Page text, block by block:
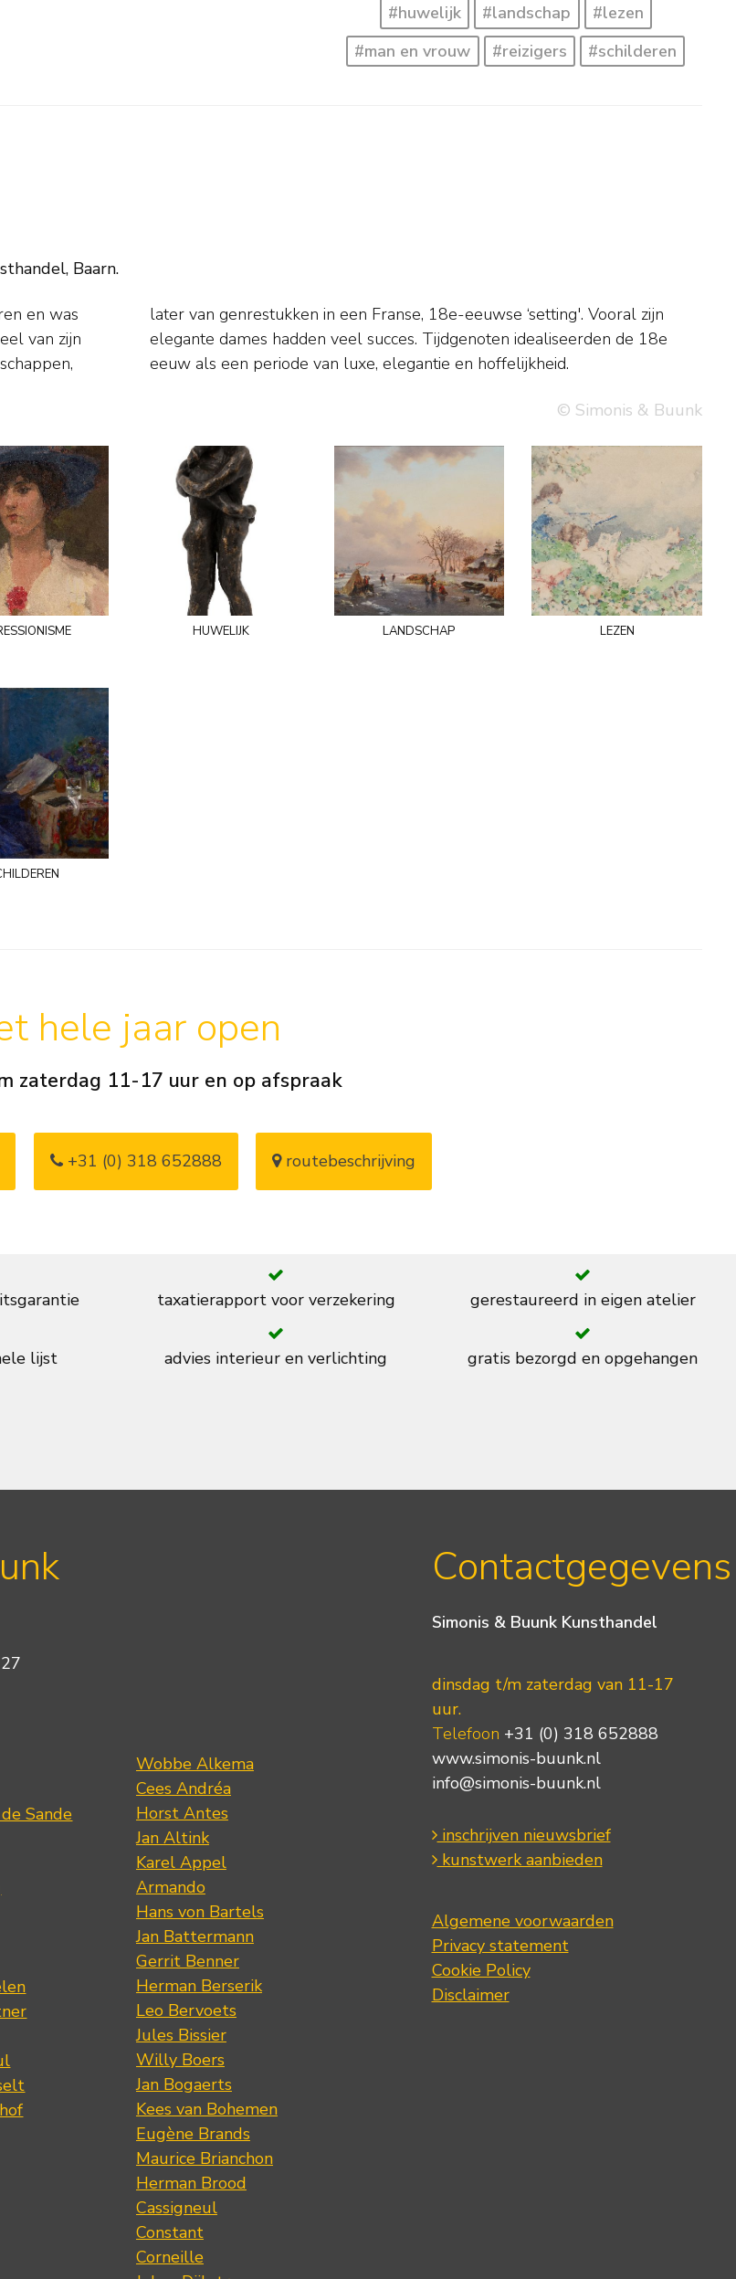
#huwelijk
#landschap
#lezen
#man en vrouw
#reizigers #schilderen
Baarn.
en was
van zijn
zijn
de 18e
eeuw als een periode van luxe, elegantie en hoffelijkheid.
© Simonis & Buunk
huwelijk landschap lezen
hele jaar open
zaterdag 11-17 uur en op afspraak
+31 (0) 318 652888 routebeschrijving
taxatierapport voor verzekering gerestaureerd in eigen atelier
lijst advies interieur en verlichting gratis bezorgd en opgehangen
Sande
Wobbe Alkema
Cees Andréa
Horst Antes
Jan Altink
Karel Appel
Armando
Hans von Bartels
Jan Battermann
Gerrit Benner
Herman Berserik
Leo Bervoets
Jules Bissier
Willy Boers
Jan Bogaerts
Kees van Bohemen
Eugène Brands
Maurice Brianchon
Herman Brood
Cassigneul
Constant
Corneille
Contactgegevens
Simonis & Buunk Kunsthandel
dinsdag t/m zaterdag van 11-17
uur.
Telefoon +31 (0) 318 652888
www.simonis-buunk.nl
info@simonis-buunk.nl
inschrijven nieuwsbrief
kunstwerk aanbieden
Algemene voorwaarden
Privacy statement
Cookie Policy
Disclaimer